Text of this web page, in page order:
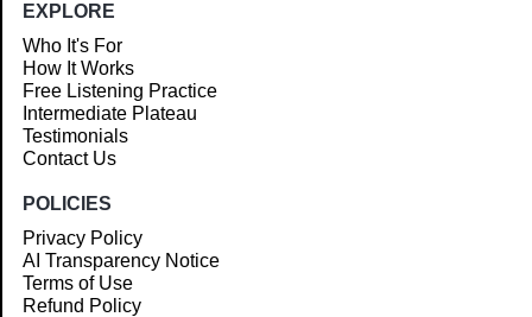
EXPLORE
Who It's For
How It Works
Free Listening Practice
Intermediate Plateau
Testimonials
Contact Us
POLICIES
Privacy Policy
AI Transparency Notice
Terms of Use
Refund Policy